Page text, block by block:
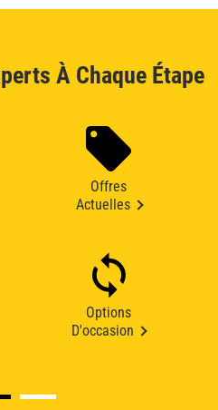
À Chaque Étape
Offres
Actuelles
Options
D'occasion